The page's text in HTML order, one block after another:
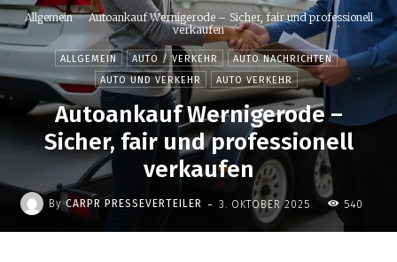
Allgemein
Autoankauf Wernigerode – Sicher, fair und professionell
verkaufen
ALLGEMEIN AUTO / VERKEHR
AUTO NACHRICHTEN
AUTO UND VERKEHR
AUTO VERKEHR
Autoankauf Wernigerode –
Sicher, fair und professionell
verkaufen
By CARPR PRESSEVERTEILER - 3. OKTOBER 2025 540